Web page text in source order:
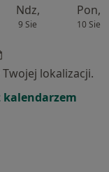
Ndz,
9 Sie
Pon,
10 Sie
lokalizacji.
kalendarzem